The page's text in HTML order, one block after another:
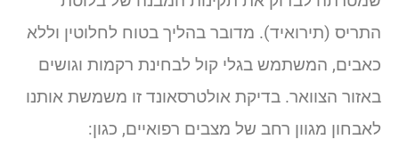
התריס (תירואיד). מדובר בהליך בטוח לחלוטין וללא
כאבים, המשתמש בגלי קול לבחינת רקמות וגושים
באזור הצוואר. בדיקת אולטרסאונד זו משמשת אותנו
לאבחון מגוון רחב של מצבים רפואיים, כגון: